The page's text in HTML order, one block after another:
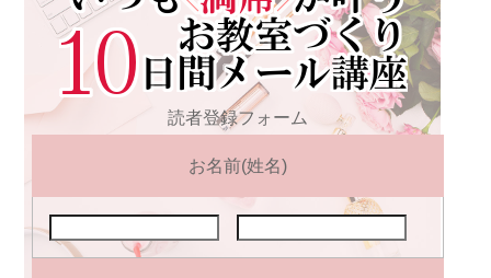
読者登録フォーム
お名前(姓名)